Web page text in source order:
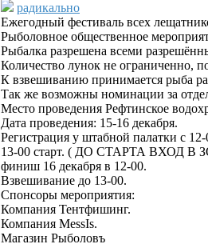
радикально
Ежегодный фестиваль всех
Рыболовное общественное
Рыбалка разрешена всеми
Количество лунок не ограниченно,
К взвешиванию принимается рыба
Так же возможны номинации за
Место проведения Рефтинское
Дата проведения: 15-16 декабря.
Регистрация у штабной палатки с
13-00 старт. ( ДО СТАРТА ВХОД
финиш 16 декабря в 12-00.
Взвешивание до 13-00.
Спонсоры мероприятия:
Компания Тентфишинг.
Компания MessIs.
Магазин Рыболовъ